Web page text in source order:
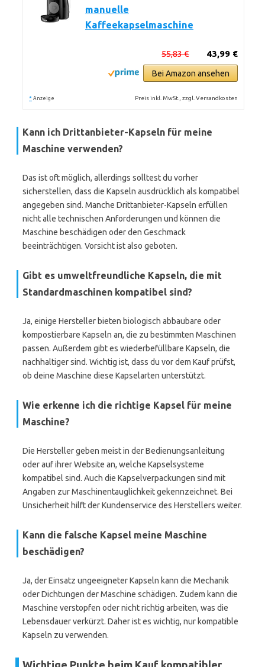
manuelle
Kaffeekapselmaschine
43,99 €
55,83 €
Bei Amazon ansehen
* Anzeige Preis inkl. MwSt., zzgl. Versandkosten
Kann ich Drittanbieter-Kapseln für meine
Maschine verwenden?
Das ist oft möglich, allerdings solltest du vorher
sicherstellen, dass die Kapseln ausdrücklich als kompatibel
angegeben sind. Manche Drittanbieter-Kapseln erfüllen
nicht alle technischen Anforderungen und können die
Maschine beschädigen oder den Geschmack
beeinträchtigen. Vorsicht ist also geboten.
Gibt es umweltfreundliche Kapseln, die mit
Standardmaschinen kompatibel sind?
Ja, einige Hersteller bieten biologisch abbaubare oder
kompostierbare Kapseln an, die zu bestimmten Maschinen
passen. Außerdem gibt es wiederbefüllbare Kapseln, die
nachhaltiger sind. Wichtig ist, dass du vor dem Kauf prüfst,
ob deine Maschine diese Kapselarten unterstützt.
Wie erkenne ich die richtige Kapsel für meine
Maschine?
Die Hersteller geben meist in der Bedienungsanleitung
oder auf ihrer Website an, welche Kapselsysteme
kompatibel sind. Auch die Kapselverpackungen sind mit
Angaben zur Maschinentauglichkeit gekennzeichnet. Bei
Unsicherheit hilft der Kundenservice des Herstellers weiter.
Kann die falsche Kapsel meine Maschine
beschädigen?
Ja, der Einsatz ungeeigneter Kapseln kann die Mechanik
oder Dichtungen der Maschine schädigen. Zudem kann die
Maschine verstopfen oder nicht richtig arbeiten, was die
Lebensdauer verkürzt. Daher ist es wichtig, nur kompatible
Kapseln zu verwenden.
Wichtige Punkte beim Kauf kompatibler